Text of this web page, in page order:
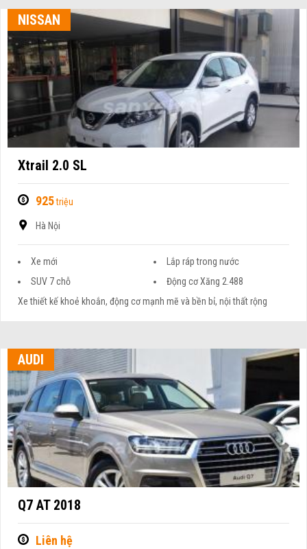
NISSAN
Xtrail 2.0 SL
925triệu
Hà Nội
Xe mới
Lắp ráp trong nước
SUV 7 chỗ
Động cơ Xăng 2.488
Xe thiết kế khoẻ khoắn, động cơ mạnh mẽ và bền bỉ, nội thất rộng
AUDI
Q7 AT 2018
Liên hệ